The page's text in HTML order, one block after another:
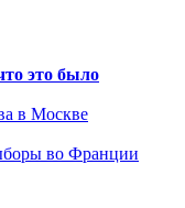
это было
в Москве
во Франции